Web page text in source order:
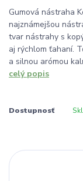
Gumová nástraha
najznámejšou
tvar nástrahy s
aj rýchlom ťahaní.
a silnou arómou
celý popis
Dostupnosť